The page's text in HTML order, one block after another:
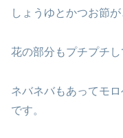
しょうゆとかつお節
花の部分もプチプチし
ネバネバもあってモ
です。